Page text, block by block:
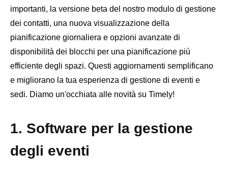
importanti, la versione beta del nostro modulo di gestione
dei contatti, una nuova visualizzazione della
pianificazione giornaliera e opzioni avanzate di
disponibilità dei blocchi per una pianificazione più
efficiente degli spazi. Questi aggiornamenti semplificano
e migliorano la tua esperienza di gestione di eventi e
sedi. Diamo un'occhiata alle novità su Timely!
1. Software per la gestione
degli eventi